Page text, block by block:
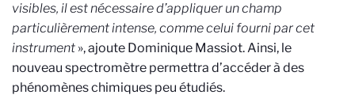
visibles, il est nécessaire d’appliquer un champ
particulièrement intense, comme celui fourni par cet
instrument », ajoute Dominique Massiot. Ainsi, le
nouveau spectromètre permettra d’accéder à des
phénomènes chimiques peu étudiés.